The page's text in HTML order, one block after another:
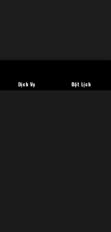
Đặt Lịch
Dịch Vụ